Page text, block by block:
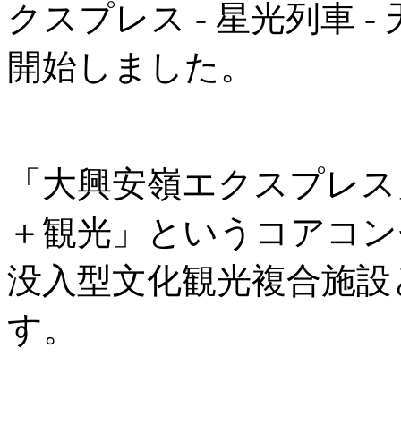
クスプレス - 星光列車 -
開始しました。
「大興安嶺エクスプレ
＋観光」というコアコ
没入型文化観光複合施
す。